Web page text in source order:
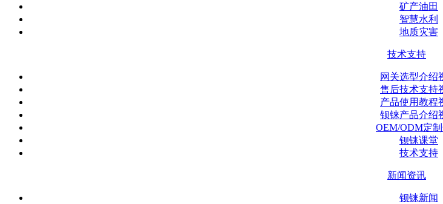
矿产油田
智慧水利
地质灾害
技术支持
网关选型介绍
售后技术支持
产品使用教程
钡铼产品介绍
OEM/ODM定
钡铼课堂
技术支持
新闻资讯
钡铼新闻